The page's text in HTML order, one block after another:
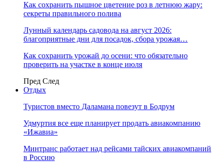
Как сохранить пышное цветение роз в летнюю жару:
секреты правильного полива
Лунный календарь садовода на август 2026:
благоприятные дни для посадок, сбора урожая…
Как сохранить урожай до осени: что обязательно
проверить на участке в конце июля
Пред След
Отдых
Туристов вместо Даламана повезут в Бодрум
Удмуртия все еще планирует продать авиакомпанию
«Ижавиа»
Минтранс работает над рейсами тайских авиакомпаний
в Россию